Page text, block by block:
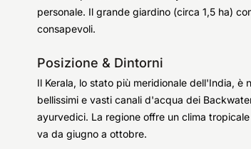
personale. Il grande giardino (circa 1,5 ha)
consapevoli.
Posizione & Dintorni
Il Kerala, lo stato più meridionale dell'India,
bellissimi e vasti canali d'acqua dei
ayurvedici. La regione offre un clima
va da giugno a ottobre.